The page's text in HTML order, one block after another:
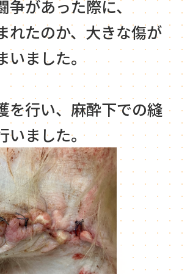
争があった際に、
れたのか、大きな傷が
いました。
を行い、麻酔下での縫
いました。